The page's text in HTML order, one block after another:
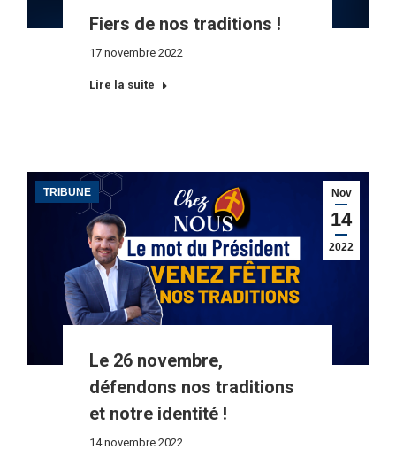
Fiers de nos traditions !
17 novembre 2022
Lire la suite
Nov
14
2022
TRIBUNE
Le 26 novembre,
défendons nos traditions
et notre identité !
14 novembre 2022